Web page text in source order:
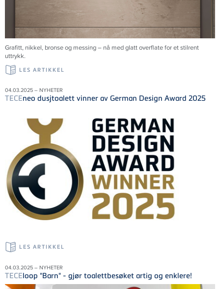
Grafitt, nikkel, bronse og messing – nå med glatt overflate for et stilrent
uttrykk.
LES ARTIKKEL
04.03.2025 – NYHETER
TECEneo dusjtoalett vinner av German Design Award 2025
LES ARTIKKEL
04.03.2025 – NYHETER
TECEloop "Barn" - gjør toalettbesøket artig og enklere!